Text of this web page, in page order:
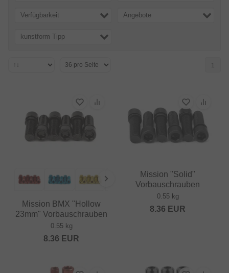
Verfügbarkeit Angebote
kunstform Tipp
1
Mission BMX "Hollow
23mm" Vorbauschrauben
0.55 kg
8.36 EUR
Mission "Solid"
Vorbauschrauben
0.55 kg
8.36 EUR